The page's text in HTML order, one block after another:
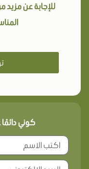
للإجابة عن
كوني دائمًا